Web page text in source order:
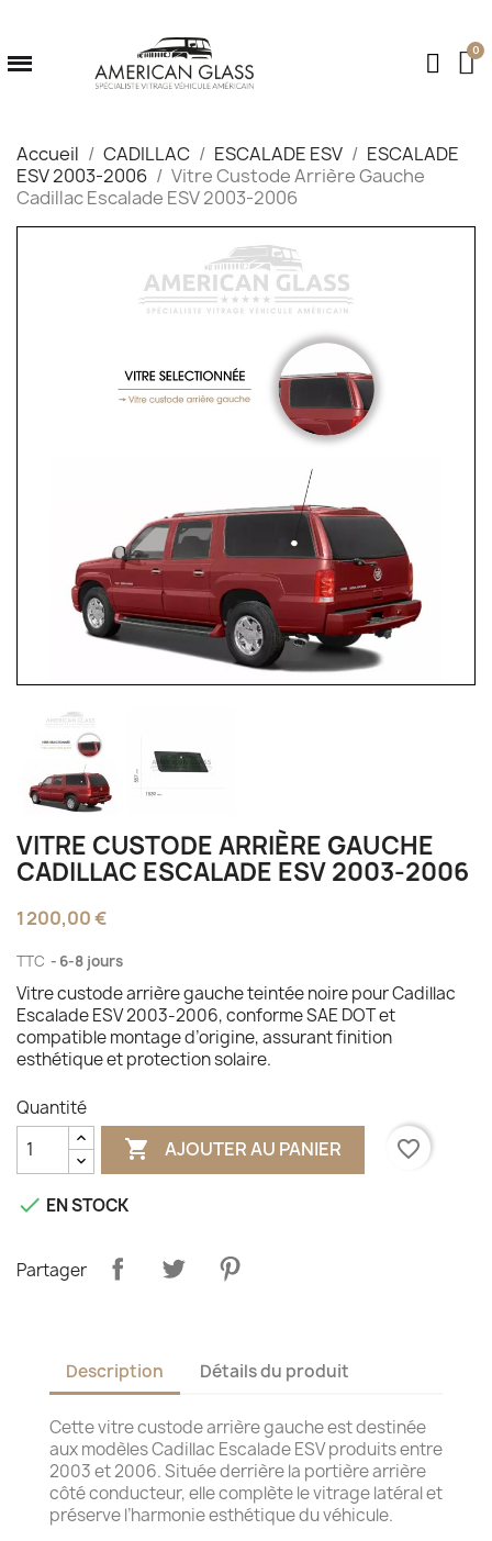
Accueil CADILLAC ESCALADE ESV
ESCALADE
ESV 2003-2006
Vitre Custode Arrière Gauche
Cadillac Escalade ESV 2003-2006
VITRE CUSTODE ARRIÈRE GAUCHE
CADILLAC ESCALADE ESV 2003-2006
1 200,00 €
TTC 6-8 jours
Vitre custode arrière gauche teintée noire pour Cadillac
Escalade ESV 2003-2006, conforme SAE DOT et
compatible montage d’origine, assurant finition
esthétique et protection solaire.
Quantité
 AJOUTER AU PANIER favorite_border
 EN STOCK
Partager
Description Détails du produit
Cette vitre custode arrière gauche est destinée
aux modèles Cadillac Escalade ESV produits entre
2003 et 2006. Située derrière la portière arrière
côté conducteur, elle complète le vitrage latéral et
préserve l’harmonie esthétique du véhicule.